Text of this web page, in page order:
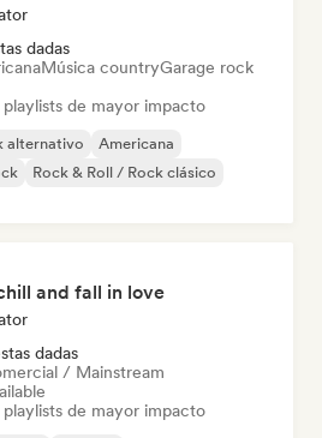
dadas
Música countryGarage rock
de mayor impacto
alternativo
Americana
Rock & Roll / Rock clásico
and fall in love
dadas
/ Mainstream
de mayor impacto